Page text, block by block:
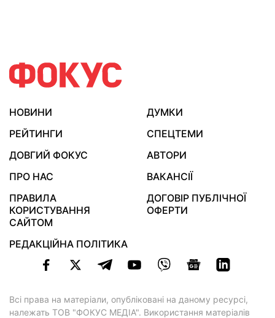
НОВИНИ
ДУМКИ
РЕЙТИНГИ
СПЕЦТЕМИ
ДОВГИЙ ФОКУС
АВТОРИ
ПРО НАС
ВАКАНСІЇ
ПРАВИЛА
КОРИСТУВАННЯ
САЙТОМ
ДОГОВІР ПУБЛІЧНОЇ
ОФЕРТИ
РЕДАКЦІЙНА ПОЛІТИКА
Всі права на матеріали, опубліковані на даному ресурсі,
належать ТОВ "ФОКУС МЕДІА". Використання матеріалів